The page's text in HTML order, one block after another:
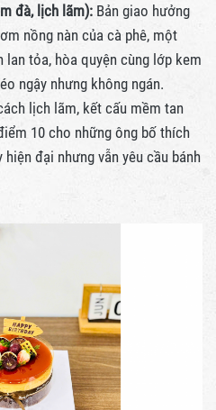
đà, lịch lãm): Bản giao hưởng
nồng nàn của cà phê, một
lan tỏa, hòa quyện cùng lớp kem
ngậy nhưng không ngán.
lịch lãm, kết cấu mềm tan
10 cho những ông bố thích
đại nhưng vẫn yêu cầu bánh